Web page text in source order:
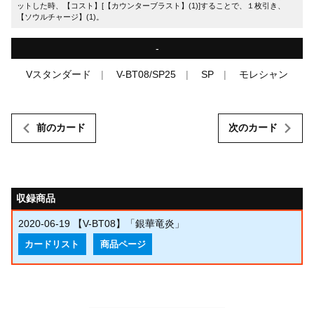
ットした時、【コスト】[【カウンターブラスト】(1)]することで、１枚引き、
【ソウルチャージ】(1)。
-
Vスタンダード V-BT08/SP25 SP モレシャン
前のカード 次のカード
収録商品
2020-06-19 【V-BT08】「銀華竜炎」
カードリスト 商品ページ